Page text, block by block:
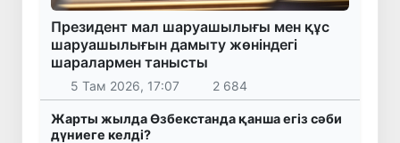
Президент мал шаруашылығы мен құс
шаруашылығын дамыту жөніндегі
шаралармен танысты
5 Там 2026, 17:07 2 684
Жарты жылда Өзбекстанда қанша егіз сәби
дүниеге келді?